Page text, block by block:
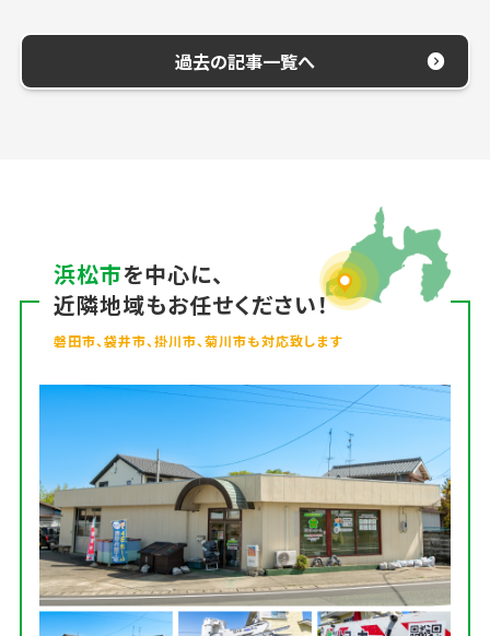
過去の記事一覧へ
浜松市を中心に、
近隣地域もお任せください！
磐田市、袋井市、掛川市、菊川市も対応致します